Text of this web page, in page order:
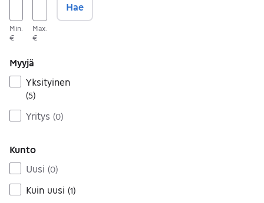
Min.
€
Max.
€
Hae
Myyjä
Yksityinen
(5)
Yritys (0)
Kunto
Uusi (0)
Kuin uusi (1)